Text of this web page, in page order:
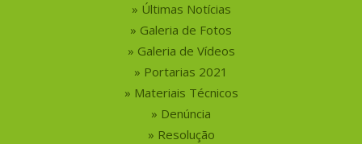
Últimas Notícias
Galeria de Fotos
Galeria de Vídeos
Portarias 2021
Materiais Técnicos
Denúncia
Resolução